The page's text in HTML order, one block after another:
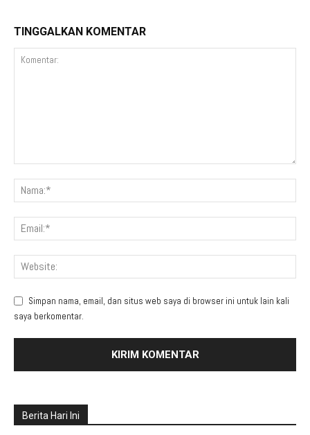
TINGGALKAN KOMENTAR
Simpan nama, email, dan situs web saya di browser ini untuk lain kali
saya berkomentar.
Berita Hari Ini